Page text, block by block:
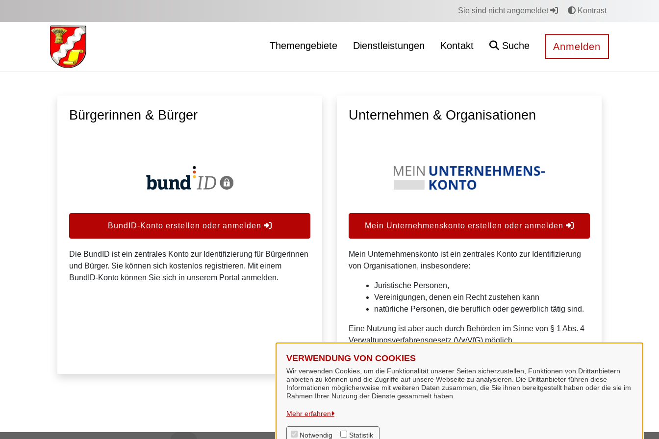
VERWENDUNG VON COOKIES
Wir verwenden Cookies, um die Funktionalität unserer Seiten sicherzustellen, Funktionen von Drittanbietern
anbieten zu können und die Zugriffe auf unsere Webseite zu analysieren. Die Drittanbieter führen diese
Informationen möglicherweise mit weiteren Daten zusammen, die Sie ihnen bereitgestellt haben oder die sie im
Rahmen Ihrer Nutzung der Dienste gesammelt haben.
Mehr erfahren
Notwendig Statistik
Sie sind nicht angemeldet Kontrast
Themengebiete Dienstleistungen Kontakt Suche Anmelden
Bürgerinnen & Bürger
BundID-Konto erstellen oder anmelden
Die BundID ist ein zentrales Konto zur Identifizierung für Bürgerinnen
und Bürger. Sie können sich kostenlos registrieren. Mit einem
BundID-Konto können Sie sich in unserem Portal anmelden.
Unternehmen & Organisationen
Mein Unternehmenskonto erstellen oder anmelden
Mein Unternehmenskonto ist ein zentrales Konto zur Identifizierung
von Organisationen, insbesondere:
Juristische Personen,
Vereinigungen, denen ein Recht zustehen kann
natürliche Personen, die beruflich oder gewerblich tätig sind.
Eine Nutzung ist aber auch durch Behörden im Sinne von § 1 Abs. 4
Verwaltungsverfahrensgesetz (VwVfG) möglich.